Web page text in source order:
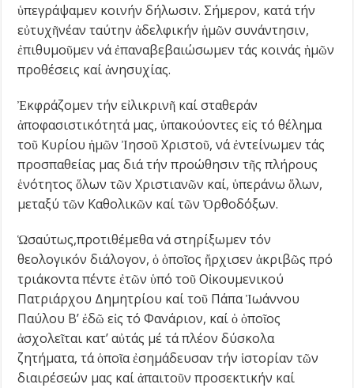
ὑπεγράψαμεν κοινήν δήλωσιν. Σήμερον, κατά τήν
εὐτυχῆνέαν ταύτην ἀδελφικήν ἡμῶν συνάντησιν,
ἐπιθυμοῦμεν νά ἐπαναβεβαιώσωμεν τάς κοινάς ἡμῶν
προθέσεις καί ἀνησυχίας.
Ἐκφράζομεν τήν εἰλικρινῆ καί σταθεράν
ἀποφασιστικότητά μας, ὑπακούοντες εἰς τό θέλημα
τοῦ Κυρίου ἡμῶν Ἰησοῦ Χριστοῦ, νά ἐντείνωμεν τάς
προσπαθείας μας διά τήν προώθησιν τῆς πλήρους
ἑνότητος ὅλων τῶν Χριστιανῶν καί, ὑπεράνω ὅλων,
μεταξύ τῶν Καθολικῶν καί τῶν Ὀρθοδόξων.
Ὡσαύτως,προτιθέμεθα νά στηρίξωμεν τόν
θεολογικόν διάλογον, ὁ ὁποῖος ἤρχισεν ἀκριβῶς πρό
τριάκοντα πέντε ἐτῶν ὑπό τοῦ Οἰκουμενικού
Πατριάρχου Δημητρίου καί τοῦ Πάπα Ἰωάννου
Παύλου Β’ ἐδῶ εἰς τό Φανάριον, καί ὁ ὁποῖος
ἀσχολεῖται κατ’ αὐτάς μέ τά πλέον δύσκολα
ζητήματα, τά ὁποῖα ἐσημάδευσαν τήν ἱστορίαν τῶν
διαιρέσεών μας καί ἀπαιτοῦν προσεκτικήν καί